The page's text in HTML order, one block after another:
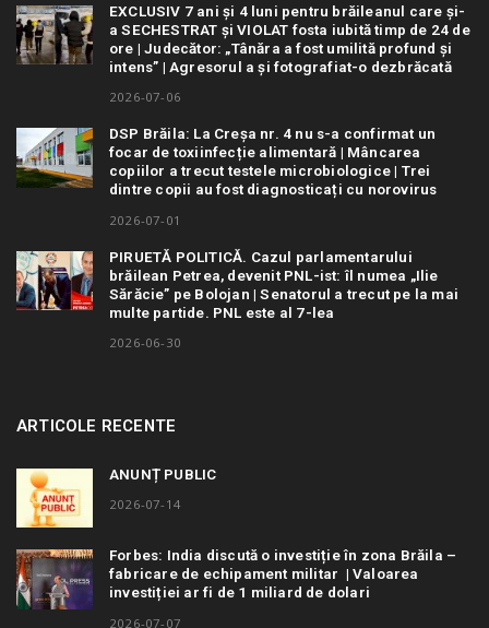
EXCLUSIV 7 ani și 4 luni pentru brăileanul care și-
a SECHESTRAT și VIOLAT fosta iubită timp de 24 de
ore | Judecător: „Tânăra a fost umilită profund și
intens” | Agresorul a și fotografiat-o dezbrăcată
2026-07-06
DSP Brăila: La Creșa nr. 4 nu s-a confirmat un
focar de toxiinfecție alimentară | Mâncarea
copiilor a trecut testele microbiologice | Trei
dintre copii au fost diagnosticați cu norovirus
2026-07-01
PIRUETĂ POLITICĂ. Cazul parlamentarului
brăilean Petrea, devenit PNL-ist: îl numea „Ilie
Sărăcie” pe Bolojan | Senatorul a trecut pe la mai
multe partide. PNL este al 7-lea
2026-06-30
ARTICOLE RECENTE
ANUNȚ PUBLIC
2026-07-14
Forbes: India discută o investiție în zona Brăila –
fabricare de echipament militar | Valoarea
investiției ar fi de 1 miliard de dolari
2026-07-07